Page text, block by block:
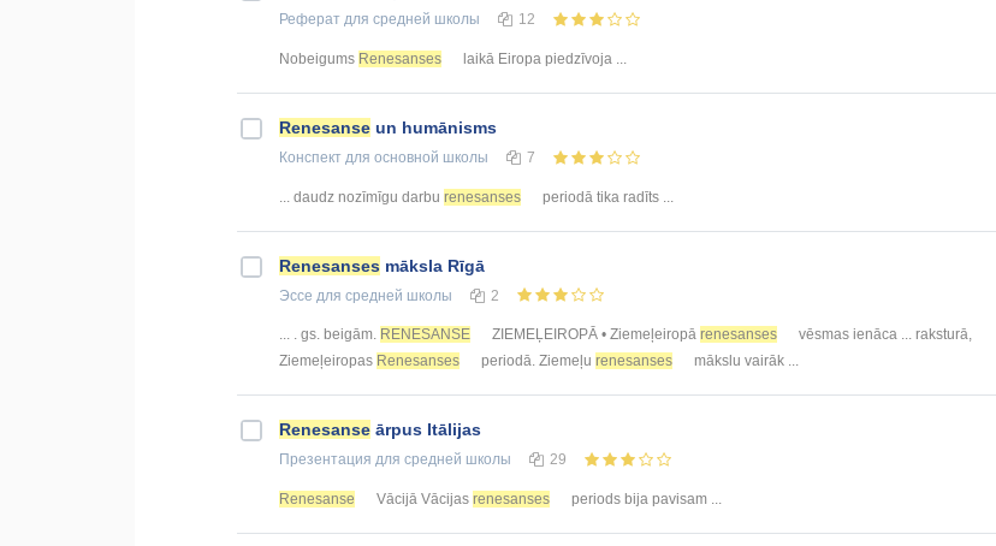
Реферат для средней школы 12
Nobeigums Renesanses laikā Eiropa piedzīvoja ...
Renesanse un humānisms
Конспект для основной школы 7
... daudz nozīmīgu darbu renesanses periodā tika radīts ...
Renesanses māksla Rīgā
Эссе для средней школы 2
... . gs. beigām. RENESANSE ZIEMEĻEIROPĀ • Ziemeļeiropā renesanses
vēsmas ienāca ... raksturā,
Ziemeļeiropas Renesanses periodā. Ziemeļu renesanses mākslu vairāk ...
Renesanse ārpus Itālijas
Презентация для средней школы 29
Renesanse Vācijā Vācijas renesanses periods bija pavisam ...